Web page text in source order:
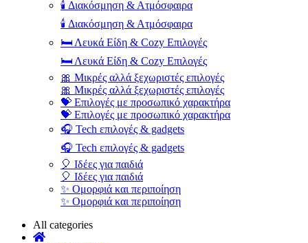
🕯️ Διακόσμηση & Ατμόσφαιρα
🕯️ Διακόσμηση & Ατμόσφαιρα
🛏️ Λευκά Είδη & Cozy Επιλογές
🛏️ Λευκά Είδη & Cozy Επιλογές
🎀 Μικρές αλλά ξεχωριστές επιλογές
🎀 Μικρές αλλά ξεχωριστές επιλογές
💝 Επιλογές με προσωπικό χαρακτήρα
💝 Επιλογές με προσωπικό χαρακτήρα
🎧 Tech επιλογές & gadgets
🎧 Tech επιλογές & gadgets
🎈 Ιδέες για παιδιά
🎈 Ιδέες για παιδιά
✨ Ομορφιά και περιποίηση
✨ Ομορφιά και περιποίηση
All categories